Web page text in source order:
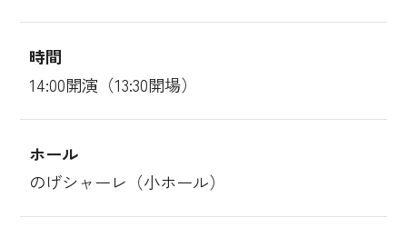
時間
14:00開演（13:30開場）
ホール
のげシャーレ（小ホール）